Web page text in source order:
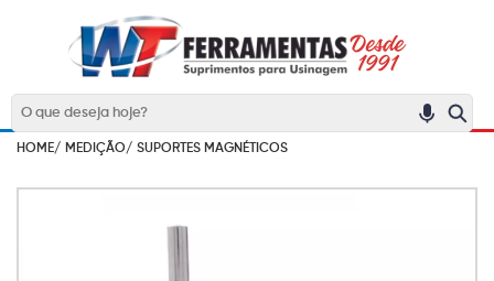
HOME/ MEDIÇÃO/ SUPORTES MAGNÉTICOS